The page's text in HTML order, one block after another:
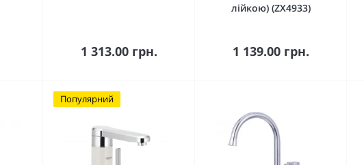
1 313.00 грн.
До кошика
лійкою) (ZX4933)
1 139.00 грн.
До кошика
Популярний